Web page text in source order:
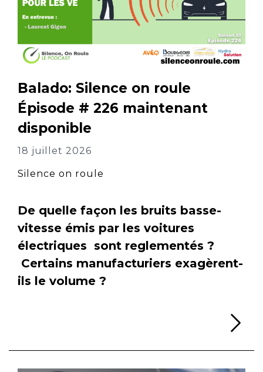
Balado: Silence on roule
Épisode # 226 maintenant
disponible
18 juillet 2026
Silence on roule
De quelle façon les bruits basse-
vitesse émis par les voitures
électriques sont reglementés ?
Certains manufacturiers exagèrent-
ils le volume ?